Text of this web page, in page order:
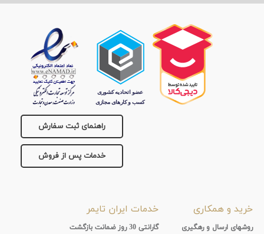
راهنمای ثبت سفارش
خدمات پس از فروش
خرید و همکاری
روشهای ارسال و رهگیری
خدمات ایران تایمر
گارانتی 30 روز ضمانت بازگشت